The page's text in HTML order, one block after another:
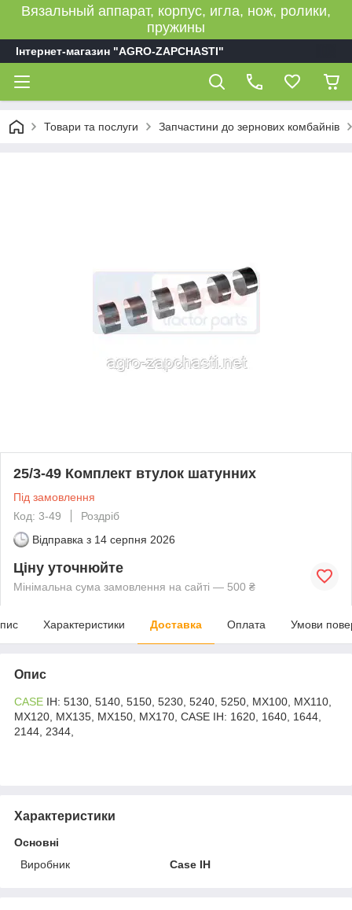
Вязальный аппарат, корпус, игла, нож, ролики,
пружины
Інтернет-магазин "AGRO-ZAPCHASTI"
Товари та послуги Запчастини до зернових комбайнів
25/3-49 Комплект втулок шатунних
Під замовлення
Код: 3-49
Роздріб
Відправка з 14 серпня 2026
Ціну уточнюйте
Мінімальна сума замовлення на сайті — 500 ₴
Характеристики Доставка Оплата Умови
Опис
CASE IH: 5130, 5140, 5150, 5230, 5240, 5250, MX100, MX110,
MX120, MX135, MX150, MX170, CASE IH: 1620, 1640, 1644,
2144, 2344,
Характеристики
Основні
Виробник
Case IH